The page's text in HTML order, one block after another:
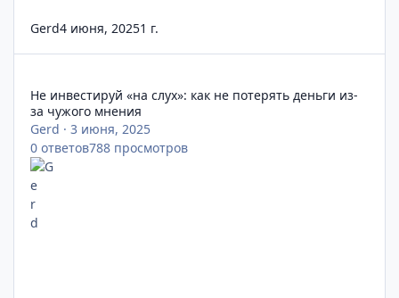
Gerd4 июня, 20251 г.
Не инвестируй «на слух»: как не потерять деньги из-
за чужого мнения
Gerd ·3 июня, 2025
0 ответов788 просмотров